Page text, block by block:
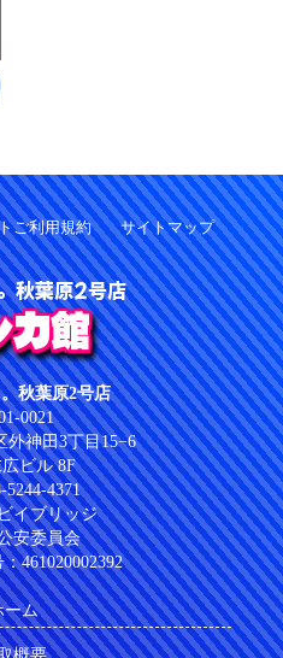
ご利用規約 サイトマップ
秋葉原2号店
カ館
秋葉原2号店
0021
外神田3丁目15−6
ビル 8F
4371
イブリッジ
安委員会
461020002392
ーム
概要